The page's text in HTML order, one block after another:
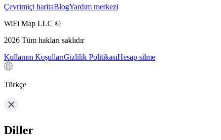
Çevrimiçi haritaBlogYardım merkezi
WiFi Map LLC ©
2026 Tüm hakları saklıdır
Kullanım KoşullarıGizlilik PolitikasıHesap silme
Türkçe
Diller